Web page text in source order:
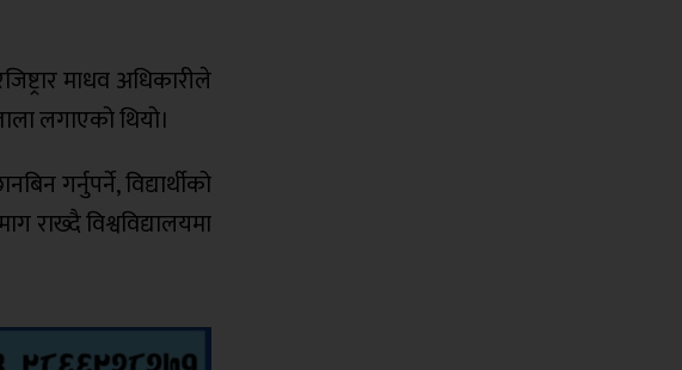
माधव अधिकारीले
लगाएको थियो।
गर्नुपर्ने, विद्यार्थीको
राख्दै विश्वविद्यालयमा